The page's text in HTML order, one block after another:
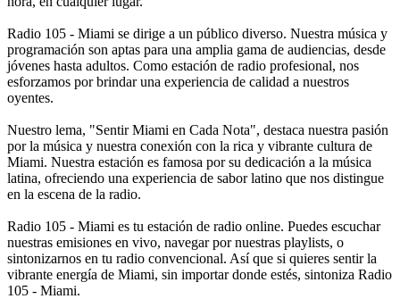
Radio 105 - Miami se dirige a un público diverso. Nuestra música y
programación son aptas para una amplia gama de audiencias, desde
jóvenes hasta adultos. Como estación de radio profesional, nos
esforzamos por brindar una experiencia de calidad a nuestros
oyentes.
Nuestro lema, "Sentir Miami en Cada Nota", destaca nuestra pasión
por la música y nuestra conexión con la rica y vibrante cultura de
Miami. Nuestra estación es famosa por su dedicación a la música
latina, ofreciendo una experiencia de sabor latino que nos distingue
en la escena de la radio.
Radio 105 - Miami es tu estación de radio online. Puedes escuchar
nuestras emisiones en vivo, navegar por nuestras playlists, o
sintonizarnos en tu radio convencional. Así que si quieres sentir la
vibrante energía de Miami, sin importar donde estés, sintoniza Radio
105 - Miami.